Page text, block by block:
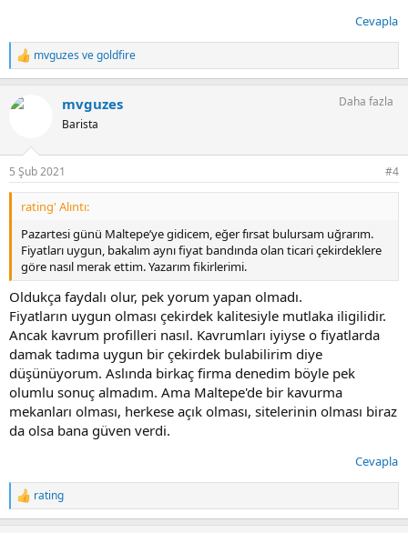
Cevapla
T
e
k
mvguzes vegoldfire
mvguzes
Barista
Daha fazla
5 Şub 2021 #4
rating' Alıntı:
Pazartesi günü Maltepe’ye gidicem, eğer fırsat bulursam uğrarım.
Fiyatları uygun, bakalım aynı fiyat bandında olan ticari çekirdeklere
göre nasıl merak ettim. Yazarım fikirlerimi.
Oldukça faydalı olur, pek yorum yapan olmadı.
Fiyatların uygun olması çekirdek kalitesiyle mutlaka iligilidir.
Ancak kavrum profilleri nasıl. Kavrumları iyiyse o fiyatlarda
damak tadıma uygun bir çekirdek bulabilirim diye
düşünüyorum. Aslında birkaç firma denedim böyle pek
olumlu sonuç almadım. Ama Maltepe'de bir kavurma
mekanları olması, herkese açık olması, sitelerinin olması biraz
da olsa bana güven verdi.
Cevapla
T
e
rating